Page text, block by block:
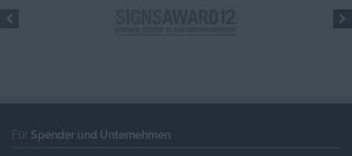
Für Spender und Unternehmen